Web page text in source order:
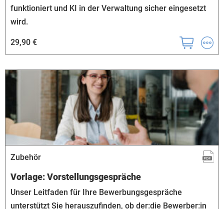
funktioniert und KI in der Verwaltung sicher eingesetzt
wird.
29,90 €
Zubehör
Vorlage: Vorstellungsgespräche
Unser Leitfaden für Ihre Bewerbungsgespräche
unterstützt Sie herauszufinden, ob der:die Bewerber:in